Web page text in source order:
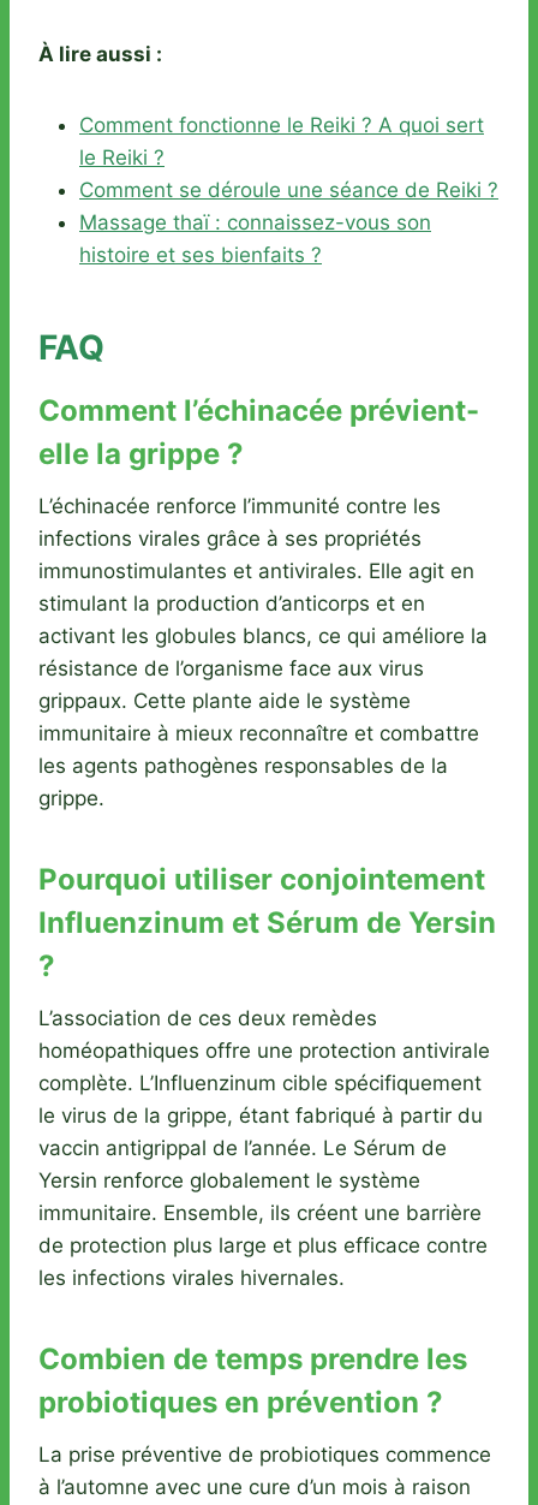
À lire aussi :
Comment fonctionne le Reiki ? A quoi sert
le Reiki ?
Comment se déroule une séance de Reiki ?
Massage thaï : connaissez-vous son
histoire et ses bienfaits ?
FAQ
Comment l’échinacée prévient-
elle la grippe ?
L’échinacée renforce l’immunité contre les
infections virales grâce à ses propriétés
immunostimulantes et antivirales. Elle agit en
stimulant la production d’anticorps et en
activant les globules blancs, ce qui améliore la
résistance de l’organisme face aux virus
grippaux. Cette plante aide le système
immunitaire à mieux reconnaître et combattre
les agents pathogènes responsables de la
grippe.
Pourquoi utiliser conjointement
Influenzinum et Sérum de Yersin
?
L’association de ces deux remèdes
homéopathiques offre une protection antivirale
complète. L’Influenzinum cible spécifiquement
le virus de la grippe, étant fabriqué à partir du
vaccin antigrippal de l’année. Le Sérum de
Yersin renforce globalement le système
immunitaire. Ensemble, ils créent une barrière
de protection plus large et plus efficace contre
les infections virales hivernales.
Combien de temps prendre les
probiotiques en prévention ?
La prise préventive de probiotiques commence
à l’automne avec une cure d’un mois à raison